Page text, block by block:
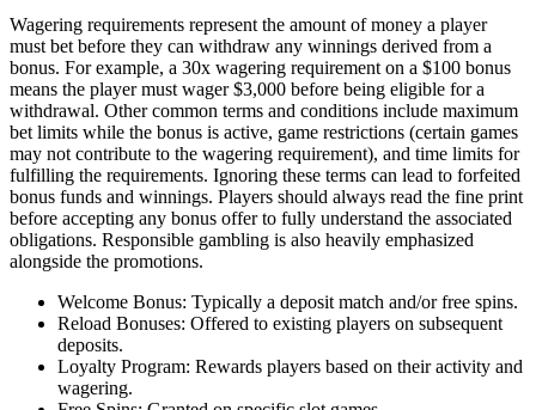
Wagering requirements represent the amount of money a player
must bet before they can withdraw any winnings derived from a
bonus. For example, a 30x wagering requirement on a $100 bonus
means the player must wager $3,000 before being eligible for a
withdrawal. Other common terms and conditions include maximum
bet limits while the bonus is active, game restrictions (certain games
may not contribute to the wagering requirement), and time limits for
fulfilling the requirements. Ignoring these terms can lead to forfeited
bonus funds and winnings. Players should always read the fine print
before accepting any bonus offer to fully understand the associated
obligations. Responsible gambling is also heavily emphasized
alongside the promotions.
Welcome Bonus: Typically a deposit match and/or free spins.
Reload Bonuses: Offered to existing players on subsequent
deposits.
Loyalty Program: Rewards players based on their activity and
wagering.